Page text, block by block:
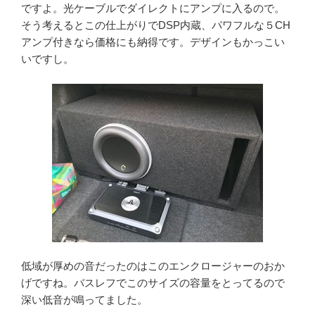
ですよ。光ケーブルでダイレクトにアンプに入るので。
そう考えるとこの仕上がりでDSP内蔵、パワフルな５CH
アンプ付きなら価格にも納得です。デザインもかっこい
いですし。
低域が厚めの音だったのはこのエンクロージャーのおか
げですね。バスレフでこのサイズの容量をとってるので
深い低音が鳴ってました。